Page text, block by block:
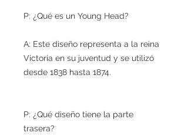
P: ¿Qué es un Young Head?
A: Este diseño representa a la reina
Victoria en su juventud y se utilizó
desde 1838 hasta 1874.
P: ¿Qué diseño tiene la parte
trasera?